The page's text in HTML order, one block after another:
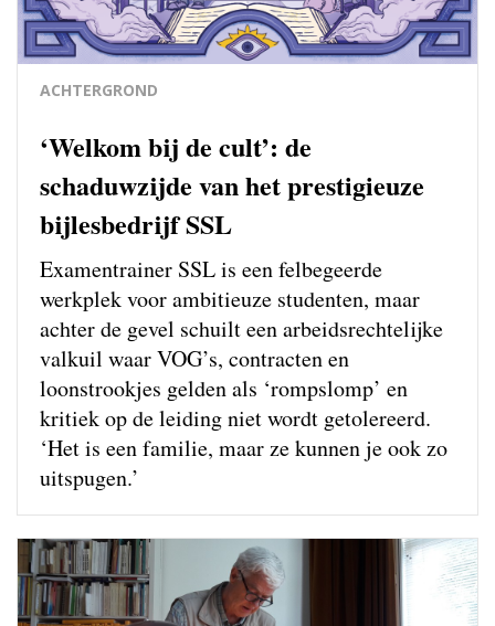
ACHTERGROND
‘Welkom bij de cult’: de
schaduwzijde van het prestigieuze
bijlesbedrijf SSL
Examentrainer SSL is een felbegeerde
werkplek voor ambitieuze studenten, maar
achter de gevel schuilt een arbeidsrechtelijke
valkuil waar VOG’s, contracten en
loonstrookjes gelden als ‘rompslomp’ en
kritiek op de leiding niet wordt getolereerd.
‘Het is een familie, maar ze kunnen je ook zo
uitspugen.’